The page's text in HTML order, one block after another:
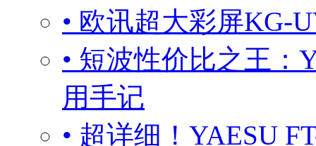
• 欧讯超大彩屏KG-
• 短波性价比之王：
用手记
• 超详细！YAESU